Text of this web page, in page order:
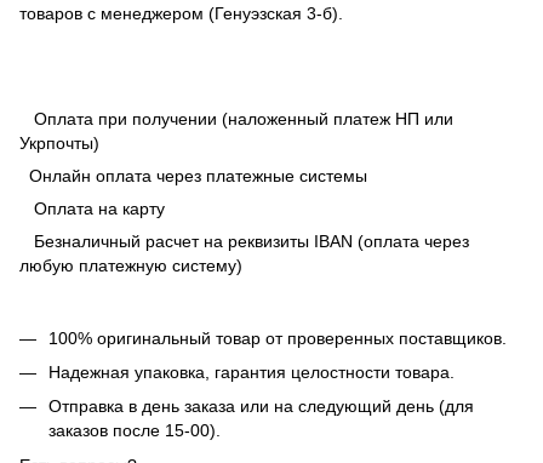
товаров с менеджером (Генуэзская 3-б).
Оплата при получении (наложенный платеж НП или
Укрпочты)
Онлайн оплата через платежные системы
Оплата на карту
Безналичный расчет на реквизиты IBAN (оплата через
любую платежную систему)
100% оригинальный товар от проверенных поставщиков.
Надежная упаковка, гарантия целостности товара.
Отправка в день заказа или на следующий день (для
заказов после 15-00).